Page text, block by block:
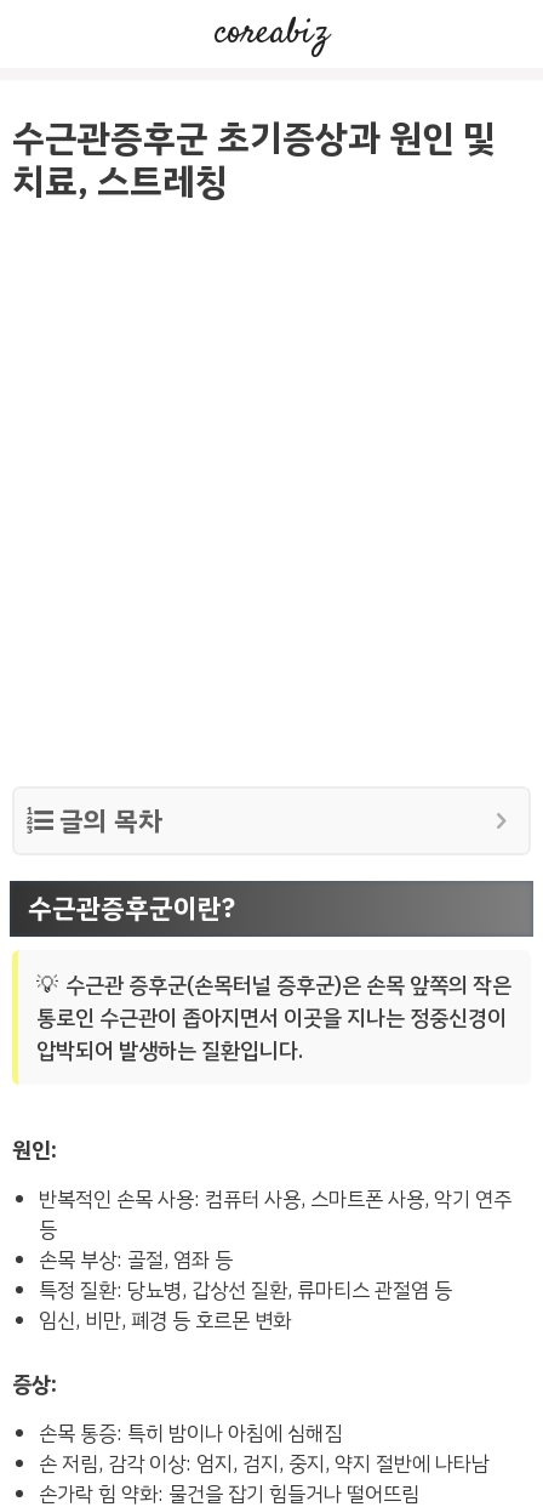
건
너
coreabiz
수근관증후군 초기증상과 원인 및
치료, 스트레칭
글의 목차
수근관증후군이란?
수근관 증후군(손목터널 증후군)은 손목 앞쪽의 작은
통로인 수근관이 좁아지면서 이곳을 지나는 정중신경이
압박되어 발생하는 질환입니다.
원인:
반복적인 손목 사용: 컴퓨터 사용, 스마트폰 사용, 악기 연주
등
손목 부상: 골절, 염좌 등
특정 질환: 당뇨병, 갑상선 질환, 류마티스 관절염 등
임신, 비만, 폐경 등 호르몬 변화
증상:
손목 통증: 특히 밤이나 아침에 심해짐
손 저림, 감각 이상: 엄지, 검지, 중지, 약지 절반에 나타남
손가락 힘 약화: 물건을 잡기 힘들거나 떨어뜨림